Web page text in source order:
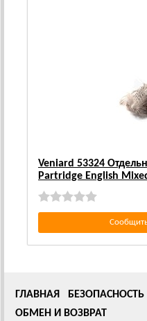
Veniard 53324
Partridge English
ГЛАВНАЯ
БЕЗОПАСНОСТЬ
ОБМЕН И ВОЗВРАТ